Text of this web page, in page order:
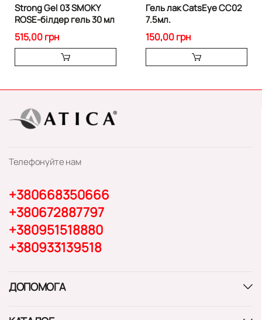
Strong Gel 03 SMOKY
ROSE-білдер гель 30 мл
515,00 грн
Гель лак CatsEye CC02
7.5мл.
150,00 грн
Телефонуйте нам
+380668350666
+380672887797
+380951518880
+380933139518
ДОПОМОГА